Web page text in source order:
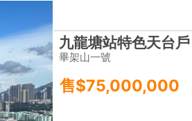
免費
一手豪宅 豪宅市場消息 豪宅論
間隔